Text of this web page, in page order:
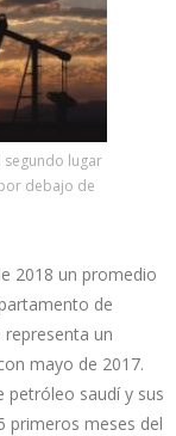
lugar
debajo de
2018 un promedio
de
un
mayo de 2017.
petróleo saudí y sus
primeros meses del